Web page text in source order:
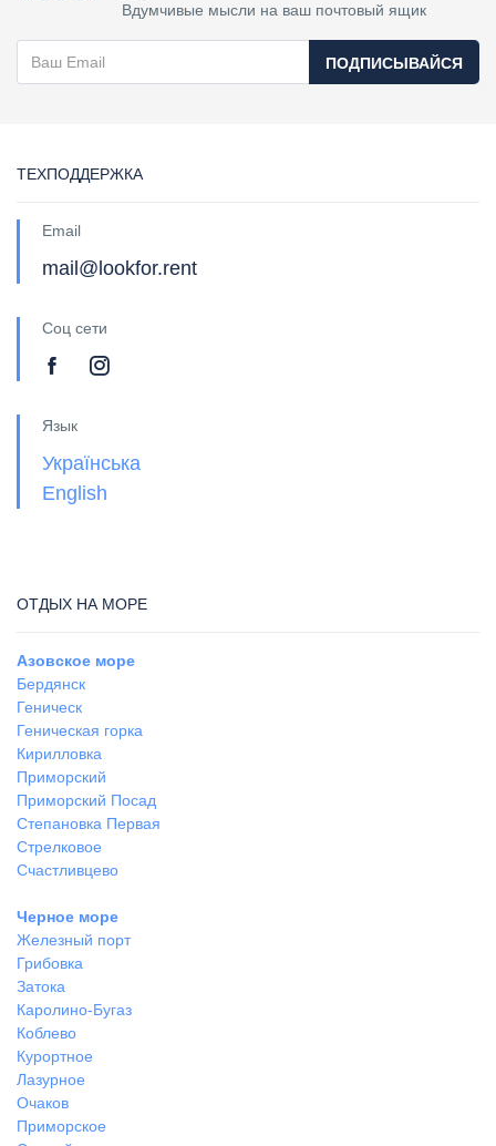
Вдумчивые мысли на ваш почтовый ящик
ПОДПИСЫВАЙСЯ
ТЕХПОДДЕРЖКА
Email
mail@lookfor.rent
Соц сети
Язык
Українська
English
ОТДЫХ НА МОРЕ
Азовское море
Бердянск
Геническ
Геническая горка
Кирилловка
Приморский
Приморский Посад
Степановка Первая
Стрелковое
Счастливцево
Черное море
Железный порт
Грибовка
Затока
Каролино-Бугаз
Коблево
Курортное
Лазурное
Очаков
Приморское